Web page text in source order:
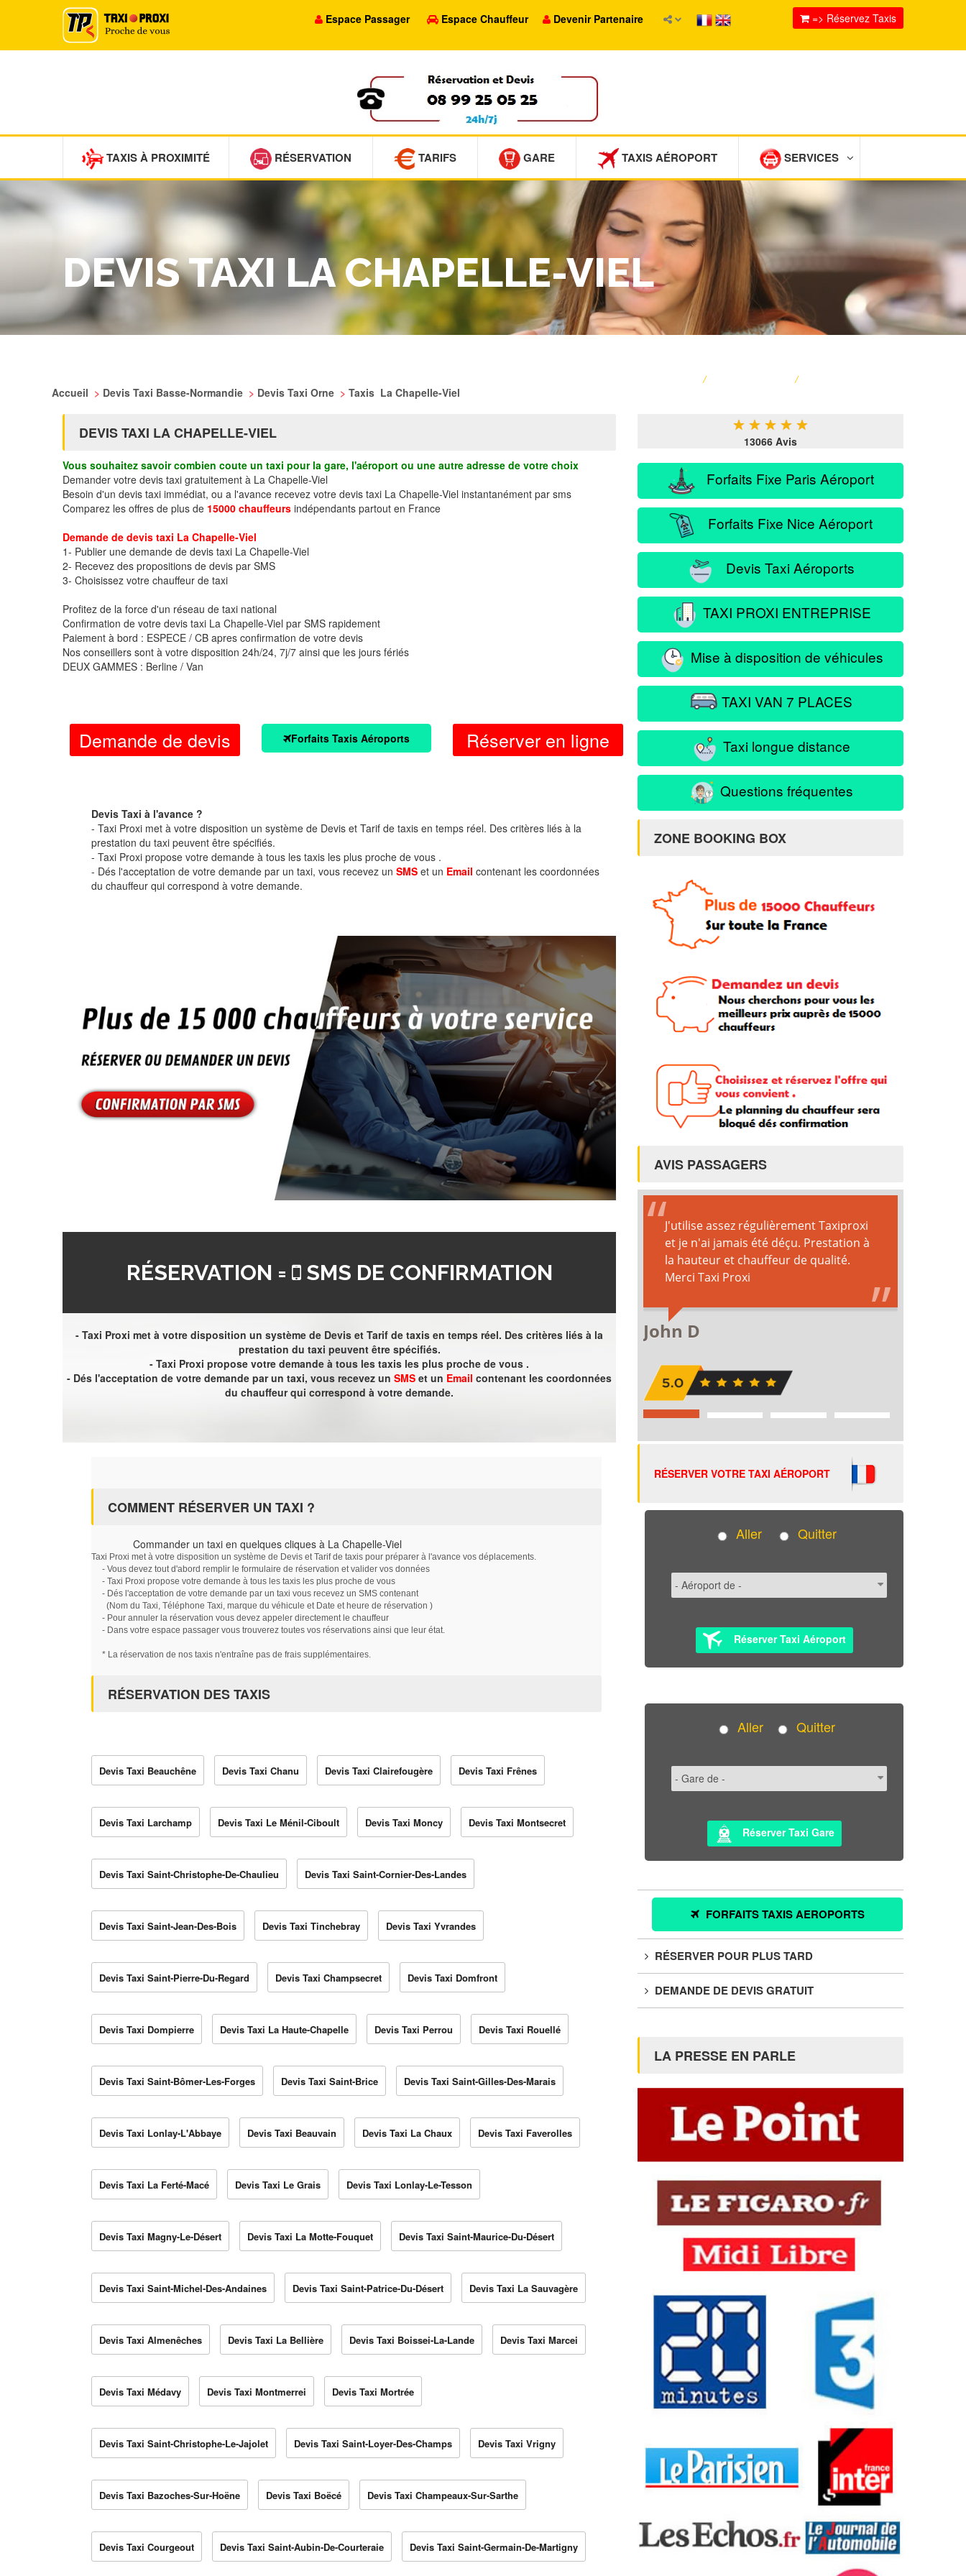
Espace Passager Espace Chauffeur Devenir Partenaire => Réservez Taxis
TAXIS À PROXIMITÉ RÉSERVATION TARIFS GARE TAXIS AÉROPORT SERVICES
DEVIS TAXI LA CHAPELLE-VIEL
/ /
Accueil > Devis Taxi Basse-Normandie > Devis Taxi Orne > Taxis La Chapelle-Viel
DEVIS TAXI LA CHAPELLE-VIEL
Vous souhaitez savoir combien coute un taxi pour la gare, l'aéroport ou une autre adresse de votre choix
Demander votre devis taxi gratuitement à La Chapelle-Viel
Besoin d'un devis taxi immédiat, ou a l'avance recevez votre devis taxi La Chapelle-Viel instantanément par sms
Comparez les offres de plus de 15000 chauffeurs indépendants partout en France
Demande de devis taxi La Chapelle-Viel
1- Publier une demande de devis taxi La Chapelle-Viel
2- Recevez des propositions de devis par SMS
3- Choisissez votre chauffeur de taxi
Profitez de la force d'un réseau de taxi national
Confirmation de votre devis taxi La Chapelle-Viel par SMS rapidement
Paiement à bord : ESPECE / CB apres confirmation de votre devis
Nos conseillers sont à votre disposition 24h/24, 7j/7 ainsi que les jours fériés
DEUX GAMMES : Berline / Van
Demande de devis Forfaits Taxis Aéroports Réserver en ligne
Devis Taxi à l'avance ?
- Taxi Proxi met à votre disposition un système de Devis et Tarif de taxis en temps réel. Des critères liés à la
prestation du taxi peuvent être spécifiés.
- Taxi Proxi propose votre demande à tous les taxis les plus proche de vous .
- Dés l'acceptation de votre demande par un taxi, vous recevez un SMS et un Email contenant les coordonnées
du chauffeur qui correspond à votre demande.
RÉSERVATION = SMS DE CONFIRMATION
- Taxi Proxi met à votre disposition un système de Devis et Tarif de taxis en temps réel. Des critères liés à la
prestation du taxi peuvent être spécifiés.
- Taxi Proxi propose votre demande à tous les taxis les plus proche de vous .
- Dés l'acceptation de votre demande par un taxi, vous recevez un SMS et un Email contenant les coordonnées
du chauffeur qui correspond à votre demande.
COMMENT RÉSERVER UN TAXI ?
Commander un taxi en quelques cliques à La Chapelle-Viel
Taxi Proxi met à votre disposition un système de Devis et Tarif de taxis pour préparer à l'avance vos déplacements.
- Vous devez tout d'abord remplir le formulaire de réservation et valider vos données
- Taxi Proxi propose votre demande à tous les taxis les plus proche de vous
- Dés l'acceptation de votre demande par un taxi vous recevez un SMS contenant
(Nom du Taxi, Téléphone Taxi, marque du véhicule et Date et heure de réservation )
- Pour annuler la réservation vous devez appeler directement le chauffeur
- Dans votre espace passager vous trouverez toutes vos réservations ainsi que leur état.
* La réservation de nos taxis n'entraîne pas de frais supplémentaires.
RÉSERVATION DES TAXIS
Devis Taxi Beauchêne Devis Taxi Chanu Devis Taxi Clairefougère Devis Taxi Frênes
Devis Taxi Larchamp Devis Taxi Le Ménil-Ciboult Devis Taxi Moncy Devis Taxi Montsecret
Devis Taxi Saint-Christophe-De-Chaulieu Devis Taxi Saint-Cornier-Des-Landes
Devis Taxi Saint-Jean-Des-Bois Devis Taxi Tinchebray Devis Taxi Yvrandes
Devis Taxi Saint-Pierre-Du-Regard Devis Taxi Champsecret Devis Taxi Domfront
Devis Taxi Dompierre Devis Taxi La Haute-Chapelle Devis Taxi Perrou Devis Taxi Rouellé
Devis Taxi Saint-Bômer-Les-Forges Devis Taxi Saint-Brice Devis Taxi Saint-Gilles-Des-Marais
Devis Taxi Lonlay-L'Abbaye Devis Taxi Beauvain Devis Taxi La Chaux Devis Taxi Faverolles
Devis Taxi La Ferté-Macé Devis Taxi Le Grais Devis Taxi Lonlay-Le-Tesson
Devis Taxi Magny-Le-Désert Devis Taxi La Motte-Fouquet Devis Taxi Saint-Maurice-Du-Désert
Devis Taxi Saint-Michel-Des-Andaines Devis Taxi Saint-Patrice-Du-Désert Devis Taxi La Sauvagère
Devis Taxi Almenêches Devis Taxi La Bellière Devis Taxi Boissei-La-Lande Devis Taxi Marcei
Devis Taxi Médavy Devis Taxi Montmerrei Devis Taxi Mortrée
Devis Taxi Saint-Christophe-Le-Jajolet Devis Taxi Saint-Loyer-Des-Champs Devis Taxi Vrigny
Devis Taxi Bazoches-Sur-Hoëne Devis Taxi Boëcé Devis Taxi Champeaux-Sur-Sarthe
Devis Taxi Courgeout Devis Taxi Saint-Aubin-De-Courteraie Devis Taxi Saint-Germain-De-Martigny
★ ★ ★ ★ ★
13066 Avis
Forfaits Fixe Paris Aéroport
Forfaits Fixe Nice Aéroport
Devis Taxi Aéroports
TAXI PROXI ENTREPRISE
Mise à disposition de véhicules
TAXI VAN 7 PLACES
Taxi longue distance
Questions fréquentes
ZONE BOOKING BOX
AVIS PASSAGERS
RÉSERVER VOTRE TAXI AÉROPORT
Aller Quitter
Réserver Taxi Aéroport
Aller Quitter
Réserver Taxi Gare
FORFAITS TAXIS AEROPORTS
RÉSERVER POUR PLUS TARD
DEMANDE DE DEVIS GRATUIT
LA PRESSE EN PARLE